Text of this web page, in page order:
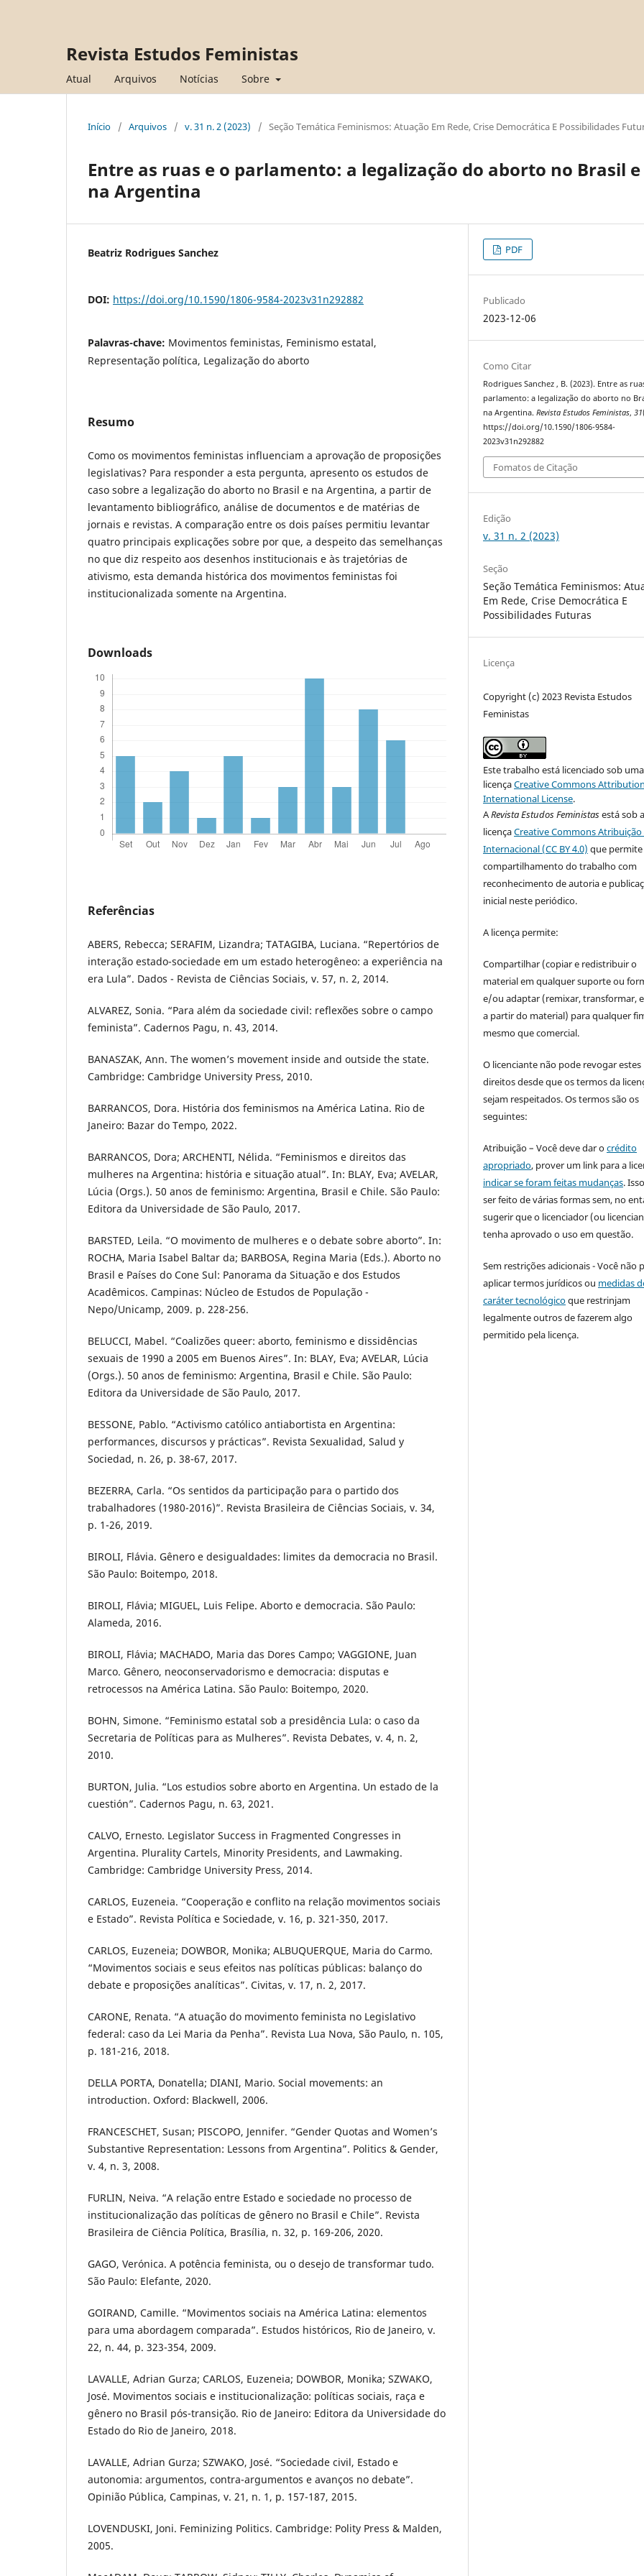
Revista Estudos Feministas
Atual Arquivos Notícias Sobre
Início / Arquivos / v. 31 n. 2 (2023) / Seção Temática Feminismos: Atuação Em Rede, Crise Democrática E Possibilidades
Entre as ruas e o parlamento: a legalização do aborto no Brasil e
na Argentina
Beatriz Rodrigues Sanchez
DOI: https://doi.org/10.1590/1806-9584-2023v31n292882
Palavras-chave: Movimentos feministas, Feminismo estatal,
Representação política, Legalização do aborto
Resumo
Como os movimentos feministas influenciam a aprovação de proposições
legislativas? Para responder a esta pergunta, apresento os estudos de
caso sobre a legalização do aborto no Brasil e na Argentina, a partir de
levantamento bibliográfico, análise de documentos e de matérias de
jornais e revistas. A comparação entre os dois países permitiu levantar
quatro principais explicações sobre por que, a despeito das semelhanças
no que diz respeito aos desenhos institucionais e às trajetórias de
ativismo, esta demanda histórica dos movimentos feministas foi
institucionalizada somente na Argentina.
Downloads
Referências
ABERS, Rebecca; SERAFIM, Lizandra; TATAGIBA, Luciana. “Repertórios de
interação estado-sociedade em um estado heterogêneo: a experiência na
era Lula”. Dados - Revista de Ciências Sociais, v. 57, n. 2, 2014.
ALVAREZ, Sonia. “Para além da sociedade civil: reflexões sobre o campo
feminista”. Cadernos Pagu, n. 43, 2014.
BANASZAK, Ann. The women’s movement inside and outside the state.
Cambridge: Cambridge University Press, 2010.
BARRANCOS, Dora. História dos feminismos na América Latina. Rio de
Janeiro: Bazar do Tempo, 2022.
BARRANCOS, Dora; ARCHENTI, Nélida. “Feminismos e direitos das
mulheres na Argentina: história e situação atual”. In: BLAY, Eva; AVELAR,
Lúcia (Orgs.). 50 anos de feminismo: Argentina, Brasil e Chile. São Paulo:
Editora da Universidade de São Paulo, 2017.
BARSTED, Leila. “O movimento de mulheres e o debate sobre aborto”. In:
ROCHA, Maria Isabel Baltar da; BARBOSA, Regina Maria (Eds.). Aborto no
Brasil e Países do Cone Sul: Panorama da Situação e dos Estudos
Acadêmicos. Campinas: Núcleo de Estudos de População -
Nepo/Unicamp, 2009. p. 228-256.
BELUCCI, Mabel. “Coalizões queer: aborto, feminismo e dissidências
sexuais de 1990 a 2005 em Buenos Aires”. In: BLAY, Eva; AVELAR, Lúcia
(Orgs.). 50 anos de feminismo: Argentina, Brasil e Chile. São Paulo:
Editora da Universidade de São Paulo, 2017.
BESSONE, Pablo. “Activismo católico antiabortista en Argentina:
performances, discursos y prácticas”. Revista Sexualidad, Salud y
Sociedad, n. 26, p. 38-67, 2017.
BEZERRA, Carla. “Os sentidos da participação para o partido dos
trabalhadores (1980-2016)”. Revista Brasileira de Ciências Sociais, v. 34,
p. 1-26, 2019.
BIROLI, Flávia. Gênero e desigualdades: limites da democracia no Brasil.
São Paulo: Boitempo, 2018.
BIROLI, Flávia; MIGUEL, Luis Felipe. Aborto e democracia. São Paulo:
Alameda, 2016.
BIROLI, Flávia; MACHADO, Maria das Dores Campo; VAGGIONE, Juan
Marco. Gênero, neoconservadorismo e democracia: disputas e
retrocessos na América Latina. São Paulo: Boitempo, 2020.
BOHN, Simone. “Feminismo estatal sob a presidência Lula: o caso da
Secretaria de Políticas para as Mulheres”. Revista Debates, v. 4, n. 2,
2010.
BURTON, Julia. “Los estudios sobre aborto en Argentina. Un estado de la
cuestión”. Cadernos Pagu, n. 63, 2021.
CALVO, Ernesto. Legislator Success in Fragmented Congresses in
Argentina. Plurality Cartels, Minority Presidents, and Lawmaking.
Cambridge: Cambridge University Press, 2014.
CARLOS, Euzeneia. “Cooperação e conflito na relação movimentos sociais
e Estado”. Revista Política e Sociedade, v. 16, p. 321-350, 2017.
CARLOS, Euzeneia; DOWBOR, Monika; ALBUQUERQUE, Maria do Carmo.
“Movimentos sociais e seus efeitos nas políticas públicas: balanço do
debate e proposições analíticas”. Civitas, v. 17, n. 2, 2017.
CARONE, Renata. “A atuação do movimento feminista no Legislativo
federal: caso da Lei Maria da Penha”. Revista Lua Nova, São Paulo, n. 105,
p. 181-216, 2018.
DELLA PORTA, Donatella; DIANI, Mario. Social movements: an
introduction. Oxford: Blackwell, 2006.
FRANCESCHET, Susan; PISCOPO, Jennifer. “Gender Quotas and Women’s
Substantive Representation: Lessons from Argentina”. Politics & Gender,
v. 4, n. 3, 2008.
FURLIN, Neiva. “A relação entre Estado e sociedade no processo de
institucionalização das políticas de gênero no Brasil e Chile”. Revista
Brasileira de Ciência Política, Brasília, n. 32, p. 169-206, 2020.
GAGO, Verónica. A potência feminista, ou o desejo de transformar tudo.
São Paulo: Elefante, 2020.
GOIRAND, Camille. “Movimentos sociais na América Latina: elementos
para uma abordagem comparada”. Estudos históricos, Rio de Janeiro, v.
22, n. 44, p. 323-354, 2009.
LAVALLE, Adrian Gurza; CARLOS, Euzeneia; DOWBOR, Monika; SZWAKO,
José. Movimentos sociais e institucionalização: políticas sociais, raça e
gênero no Brasil pós-transição. Rio de Janeiro: Editora da Universidade do
Estado do Rio de Janeiro, 2018.
LAVALLE, Adrian Gurza; SZWAKO, José. “Sociedade civil, Estado e
autonomia: argumentos, contra-argumentos e avanços no debate”.
Opinião Pública, Campinas, v. 21, n. 1, p. 157-187, 2015.
LOVENDUSKI, Joni. Feminizing Politics. Cambridge: Polity Press & Malden,
2005.
PDF
Publicado
2023-12-06
Como Citar
Rodrigues Sanchez , B. (2023). Entre as
parlamento: a legalização do aborto no
na Argentina.Revista Estudos Feministas,31
https://doi.org/10.1590/1806-9584-
2023v31n292882
Fomatos de Citação
Edição
v. 31 n. 2 (2023)
Seção
Seção Temática Feminismos:
Em Rede, Crise Democrática E
Possibilidades Futuras
Licença
Copyright (c) 2023 Revista Estudos
Feministas
Este trabalho está licenciado sob uma
licençaCreative Commons
International License.
ARevista Estudos Feministasestá sob a
licençaCreative Commons Atribuição
Internacional (CC BY 4.0) que
compartilhamento do trabalho com
reconhecimento de autoria e
inicial neste periódico.
A licença permite:
Compartilhar (copiar e redistribuir o
material em qualquer suporte ou
e/ou adaptar (remixar, transformar,
a partir do material) para qualquer
mesmo que comercial.
O licenciante não pode revogar estes
direitos desde que os termos da
sejam respeitados. Os termos são os
seguintes:
Atribuição – Você deve dar ocrédito
apropriado, prover um link para a
indicar se foram feitas mudanças.
ser feito de várias formas sem, no
sugerir que o licenciador (ou
tenha aprovado o uso em questão.
Sem restrições adicionais - Você não
aplicar termos jurídicos ou medidas
caráter tecnológicoque restrinjam
legalmente outros de fazerem algo
permitido pela licença.